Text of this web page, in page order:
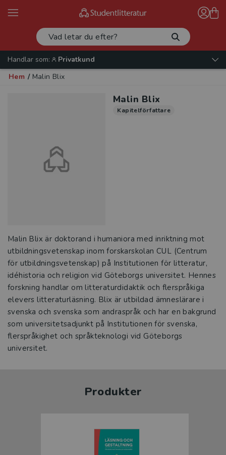
Handlar som:
Privatkund
Hem / Malin Blix
Malin Blix
Kapitelförfattare
Malin Blix är doktorand i humaniora med inriktning mot
utbildningsvetenskap inom forskarskolan CUL (Centrum
för utbildningsvetenskap) på Institutionen för litteratur,
idéhistoria och religion vid Göteborgs universitet. Hennes
forskning handlar om litteraturdidaktik och flerspråkiga
elevers litteraturläsning. Blix är utbildad ämneslärare i
svenska och svenska som andraspråk och har en bakgrund
som universitetsadjunkt på Institutionen för svenska,
flerspråkighet och språkteknologi vid Göteborgs
universitet.
Produkter